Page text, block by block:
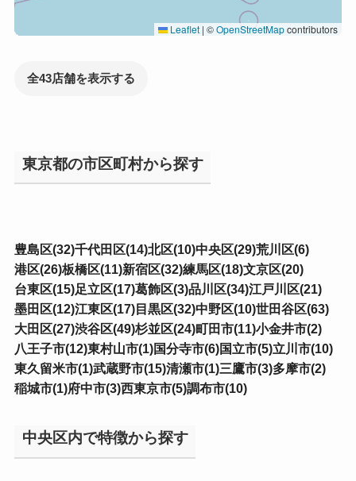
Leaflet | ©OpenStreetMapcontributors
全43店舗を表示する
東京都の市区町村から探す
豊島区(32)千代田区(14)北区(10)中央区(29)荒川区(6)
港区(26)板橋区(11)新宿区(32)練馬区(18)文京区(20)
台東区(15)足立区(17)葛飾区(3)品川区(34)江戸川区(21)
墨田区(12)江東区(17)目黒区(32)中野区(10)世田谷区(63)
大田区(27)渋谷区(49)杉並区(24)町田市(11)小金井市(2)
八王子市(12)東村山市(1)国分寺市(6)国立市(5)立川市(10)
東久留米市(1)武蔵野市(15)清瀬市(1)三鷹市(3)多摩市(2)
稲城市(1)府中市(3)西東京市(5)調布市(10)
中央区内で特徴から探す